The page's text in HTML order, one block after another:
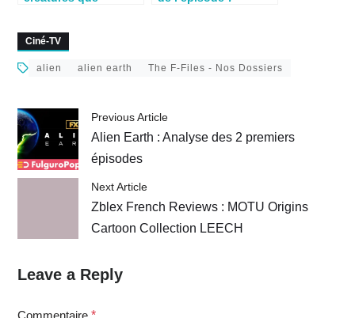
Ciné-TV
alien alien earth The F-Files - Nos Dossiers
Previous Article
Alien Earth : Analyse des 2 premiers
épisodes
Next Article
Zblex French Reviews : MOTU Origins
Cartoon Collection LEECH
Leave a Reply